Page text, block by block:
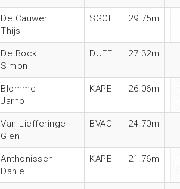
De Cauwer
Thijs
SGOL 29.75m
De Bock
Simon
DUFF 27.32m
Blomme
Jarno
KAPE 26.06m
Van Liefferinge
Glen
BVAC 24.70m
Anthonissen
Daniel
KAPE 21.76m